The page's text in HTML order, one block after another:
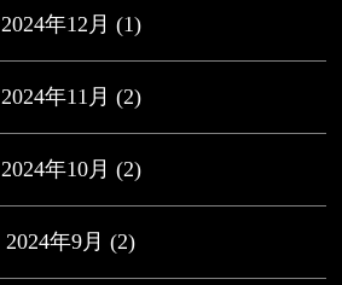
2024年12月 (1)
2024年11月 (2)
2024年10月 (2)
2024年9月 (2)